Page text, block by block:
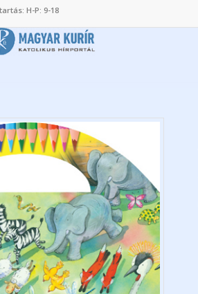
H-P: 9-18